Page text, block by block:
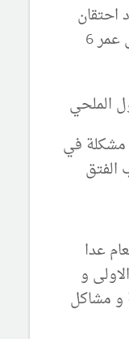
احتقان
في الانف او عن طريق الفم في عمر 6
الملحي
مشكلة في
عدا
و
و مشاكل